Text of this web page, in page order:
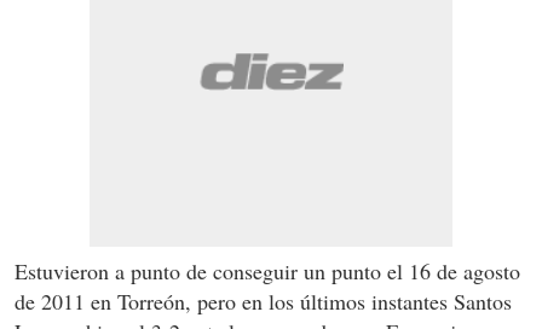
Estuvieron a punto de conseguir un punto el 16 de agosto
de 2011 en Torreón, pero en los últimos instantes Santos